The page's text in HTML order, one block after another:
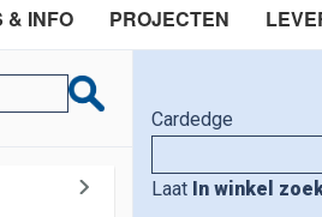
& INFO PROJECTEN
Cardedge
Laat In winkel